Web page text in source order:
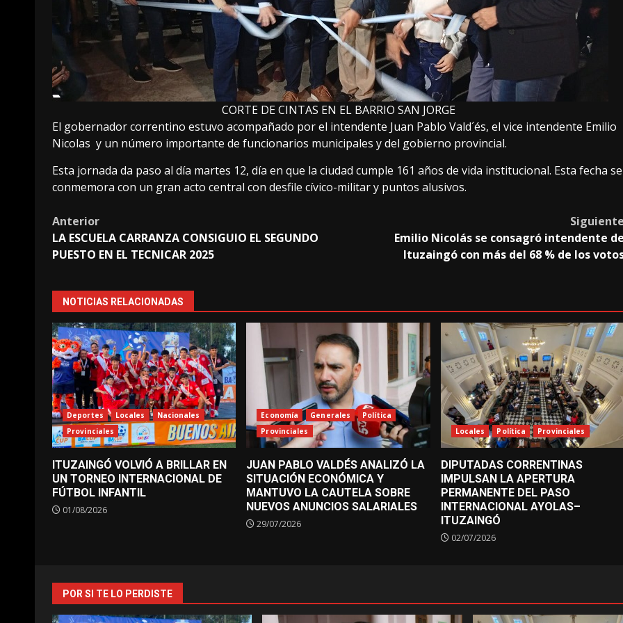
CORTE DE CINTAS EN EL BARRIO SAN JORGE
El gobernador correntino estuvo acompañado por el intendente Juan Pablo Vald´és, el vice intendente Emilio
Nicolas y un número importante de funcionarios municipales y del gobierno provincial.
Esta jornada da paso al día martes 12, día en que la ciudad cumple 161 años de vida institucional. Esta fecha se
conmemora con un gran acto central con desfile cívico-militar y puntos alusivos.
Post
navigation
Anterior
LA ESCUELA CARRANZA CONSIGUIO EL SEGUNDO
PUESTO EN EL TECNICAR 2025
Siguiente
Emilio Nicolás se consagró intendente de
Ituzaingó con más del 68 % de los
NOTICIAS RELACIONADAS
Deportes Locales
Nacionales
Provinciales
ITUZAINGÓ VOLVIÓ A BRILLAR EN
UN TORNEO INTERNACIONAL DE
FÚTBOL INFANTIL
01/08/2026
Economía Generales
Política
Provinciales
JUAN PABLO VALDÉS ANALIZÓ LA
SITUACIÓN ECONÓMICA Y
MANTUVO LA CAUTELA SOBRE
NUEVOS ANUNCIOS SALARIALES
29/07/2026
Locales Política Provinciales
DIPUTADAS CORRENTINAS
IMPULSAN LA APERTURA
PERMANENTE DEL PASO
INTERNACIONAL AYOLAS–
ITUZAINGÓ
02/07/2026
POR SI TE LO PERDISTE